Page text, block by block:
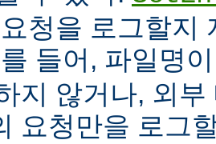
청을 로그할지
들어, 파일명
지 않거나, 외
요청만을 로그